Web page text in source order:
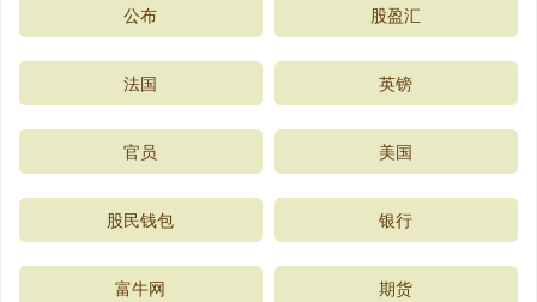
公布 股盈汇
法国 英镑
官员 美国
股民钱包 银行
富牛网 期货